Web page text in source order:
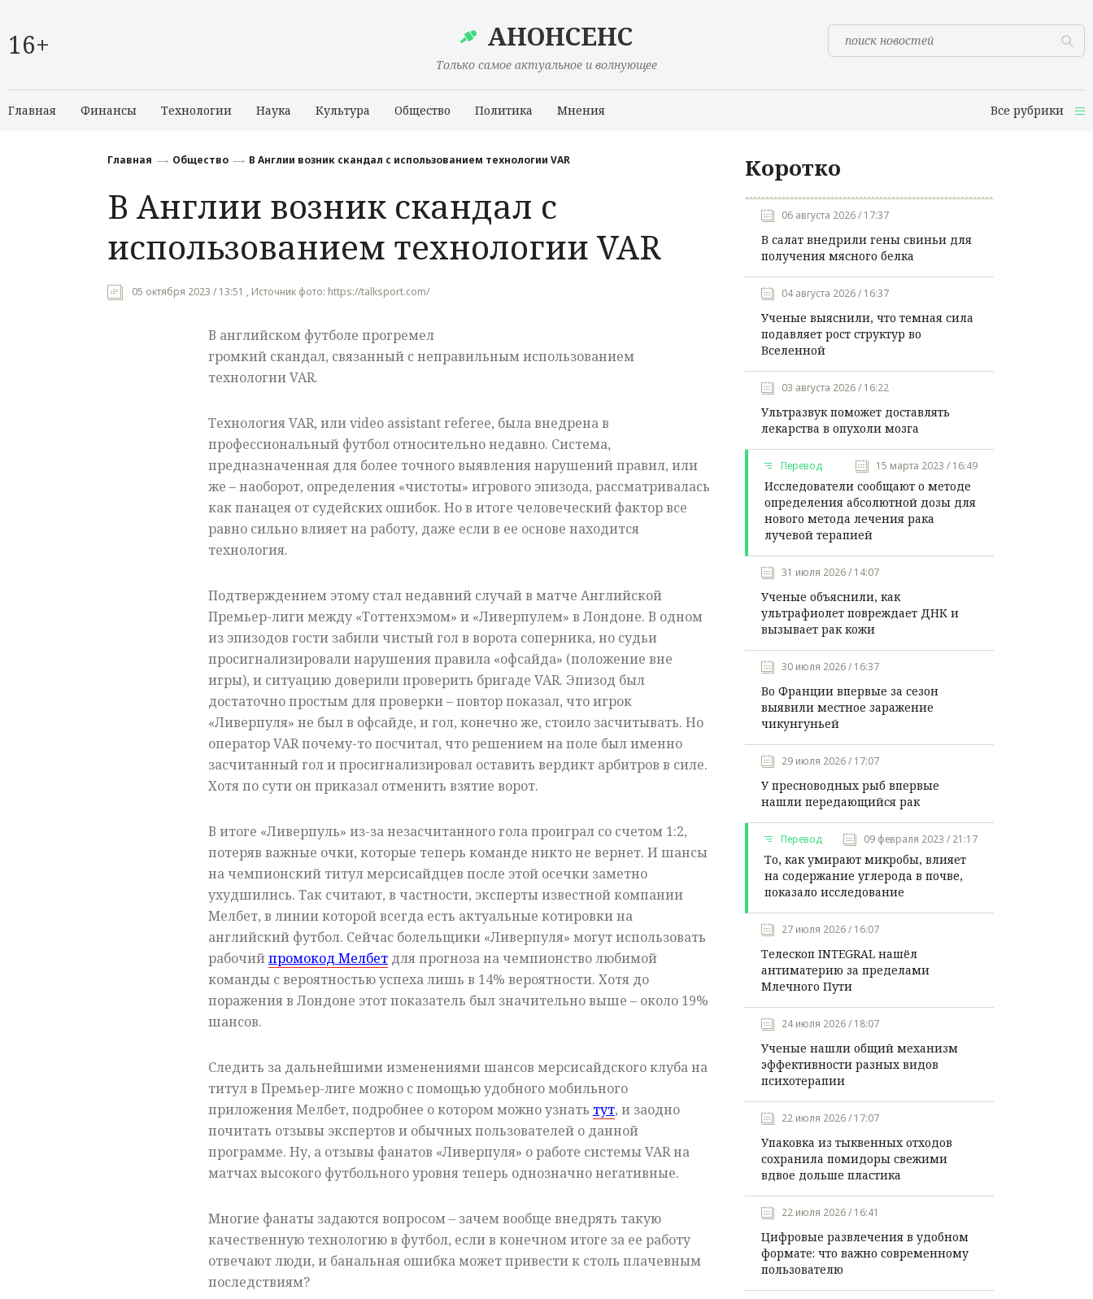
16+ АНОНСЕНС
Только самое актуальное и волнующее
Главная Финансы Технологии Наука Культура Общество Политика Мнения Все рубрики
Происшествия
Главная Общество В Англии возник скандал с использованием технологии VAR
В Англии возник скандал с
использованием технологии VAR
05 октября 2023 / 13:51 , Источник фото: https://talksport.com/
В английском футболе прогремел
громкий скандал, связанный с неправильным использованием
технологииVAR.
ТехнологияVAR, илиvideo assistantreferee, была внедрена в
профессиональный футбол относительно недавно. Система,
предназначенная для более точного выявления нарушений правил, или
же – наоборот, определения «чистоты» игрового эпизода, рассматривалась
как панацея от судейских ошибок. Но в итоге человеческий фактор все
равно сильно влияет на работу, даже если в ее основе находится
технология.
Подтверждением этому стал недавний случай в матче Английской
Премьер-лиги между «Тоттенхэмом» и «Ливерпулем» в Лондоне. В одном
из эпизодов гости забили чистый гол в ворота соперника, но судьи
просигнализировали нарушения правила «офсайда» (положение вне
игры), и ситуацию доверили проверить бригаде VAR. Эпизод был
достаточно простым для проверки – повтор показал, что игрок
«Ливерпуля» не был в офсайде, и гол, конечно же, стоило засчитывать. Но
операторVARпочему-то посчитал, что решением на поле был именно
засчитанный гол и просигнализировал оставить вердикт арбитров в силе.
Хотя по сути он приказал отменить взятие ворот.
В итоге «Ливерпуль» из-за незасчитанного гола проиграл со счетом 1:2,
потеряв важные очки, которые теперь команде никто не вернет. И шансы
на чемпионский титул мерсисайдцев после этой осечки заметно
ухудшились. Так считают, в частности, эксперты известной компании
Мелбет, в линии которой всегда есть актуальные котировки на
английский футбол. Сейчас болельщики «Ливерпуля» могут использовать
рабочийпромокод Мелбетдля прогноза на чемпионство любимой
команды с вероятностью успеха лишь в 14% вероятности. Хотя до
поражения в Лондоне этот показатель был значительно выше – около 19%
шансов.
Следить за дальнейшими изменениями шансов мерсисайдского клуба на
титул в Премьер-лиге можно с помощью удобного мобильного
приложения Мелбет, подробнее о котором можно узнать тут, и заодно
почитать отзывы экспертов и обычных пользователей о данной
программе. Ну, а отзывы фанатов «Ливерпуля» о работе системыVARна
матчах высокого футбольного уровня теперь однозначно негативные.
Многие фанаты задаются вопросом – зачем вообще внедрять такую
качественную технологию в футбол, если в конечном итоге за ее работу
отвечают люди, и банальная ошибка может привести к столь плачевным
последствиям?
Коротко
06 августа 2026 / 17:37
В салат внедрили гены свиньи для
получения мясного белка
04 августа 2026 / 16:37
Ученые выяснили, что темная сила
подавляет рост структур во
Вселенной
03 августа 2026 / 16:22
Ультразвук поможет доставлять
лекарства в опухоли мозга
Перевод 15 марта 2023 / 16:49
Исследователи сообщают о методе
определения абсолютной дозы для
нового метода лечения рака
лучевой терапией
31 июля 2026 / 14:07
Ученые объяснили, как
ультрафиолет повреждает ДНК и
вызывает рак кожи
30 июля 2026 / 16:37
Во Франции впервые за сезон
выявили местное заражение
чикунгуньей
29 июля 2026 / 17:07
У пресноводных рыб впервые
нашли передающийся рак
Перевод 09 февраля 2023 / 21:17
То, как умирают микробы, влияет
на содержание углерода в почве,
показало исследование
27 июля 2026 / 16:07
Телескоп INTEGRAL нашёл
антиматерию за пределами
Млечного Пути
24 июля 2026 / 18:07
Ученые нашли общий механизм
эффективности разных видов
психотерапии
22 июля 2026 / 17:07
Упаковка из тыквенных отходов
сохранила помидоры свежими
вдвое дольше пластика
22 июля 2026 / 16:41
Цифровые развлечения в удобном
формате: что важно современному
пользователю